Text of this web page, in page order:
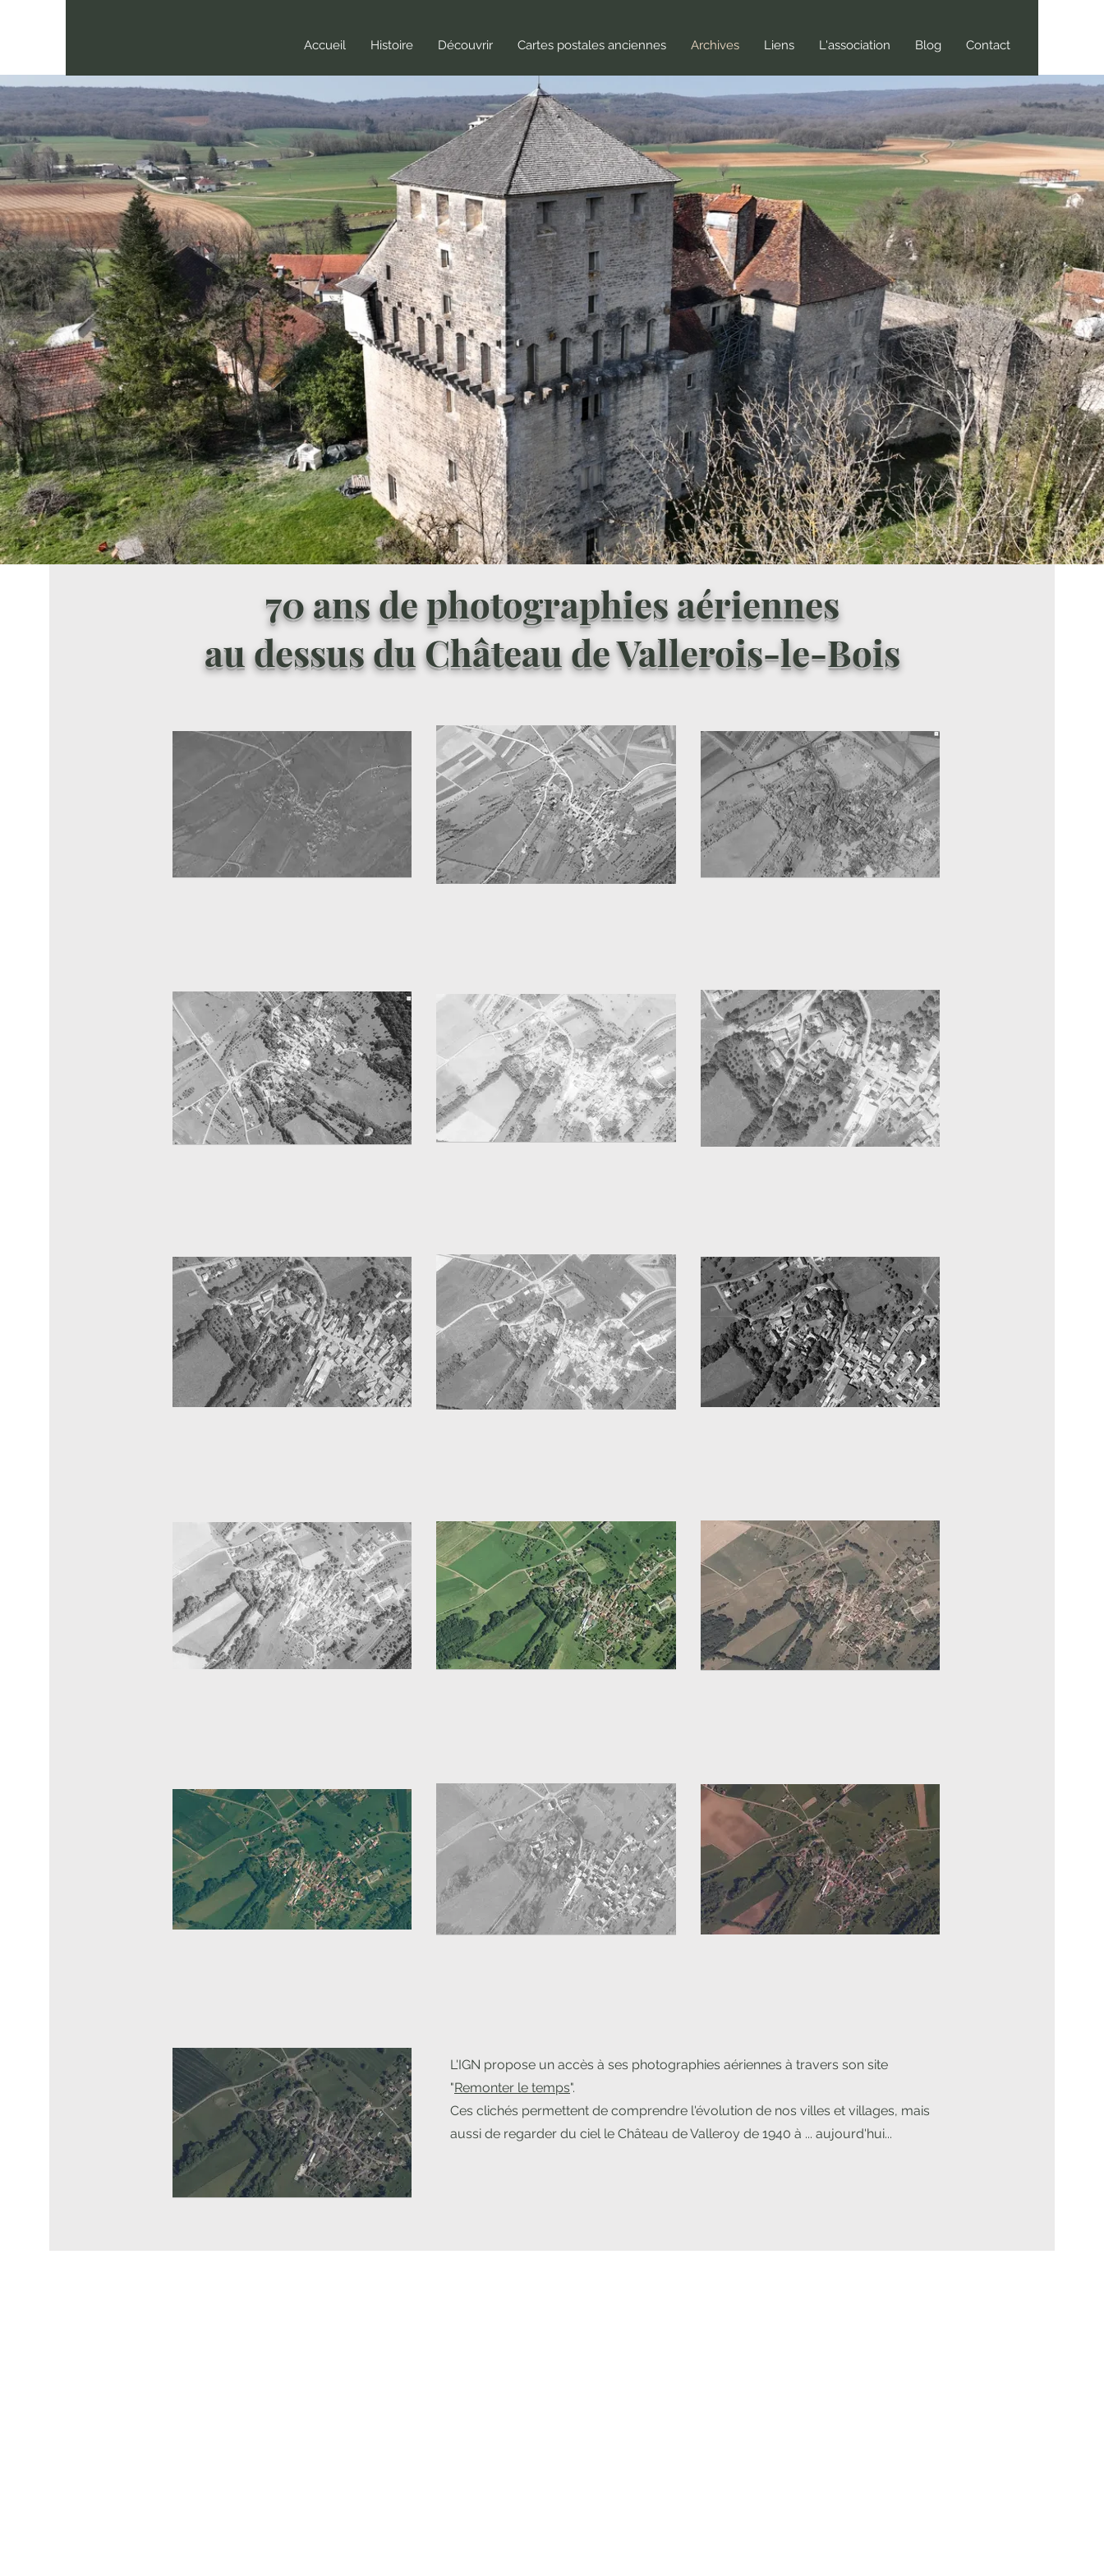
Accueil Histoire Découvrir Cartes postales anciennes Archives Liens L'association Blog Contact
70 ans de photographies aériennes
au dessus du Château de Vallerois-le-Bois
L'IGN propose un accès à ses photographies aériennes à travers son site
"Remonter le temps".
Ces clichés permettent de comprendre l'évolution de nos villes et villages, mais
aussi de regarder du ciel le Château de Valleroy de 1940 à ... aujourd'hui...